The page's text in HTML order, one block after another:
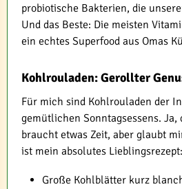
probiotische Bakterien, die
Und das Beste: Die meisten
ein echtes Superfood aus Omas
Kohlrouladen: Gerollter
Für mich sind Kohlrouladen der
gemütlichen Sonntagsessens. Ja,
braucht etwas Zeit, aber glaubt
ist mein absolutes Lieblingsrezept:
Große Kohlblätter kurz